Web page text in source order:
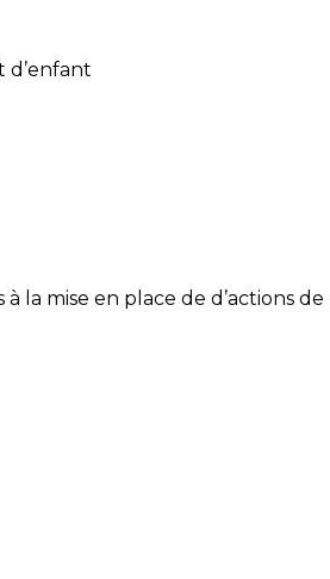
d’enfant
la mise en place de d’actions de